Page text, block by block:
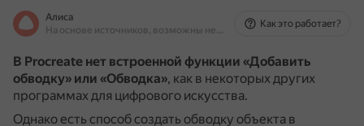
Алиса
На основе источников, возможны неточности
Как это работает?
В Procreate нет встроенной функции «Добавить
обводку» или «Обводка», как в некоторых других
программах для цифрового искусства.
Однако есть способ создать обводку объекта в